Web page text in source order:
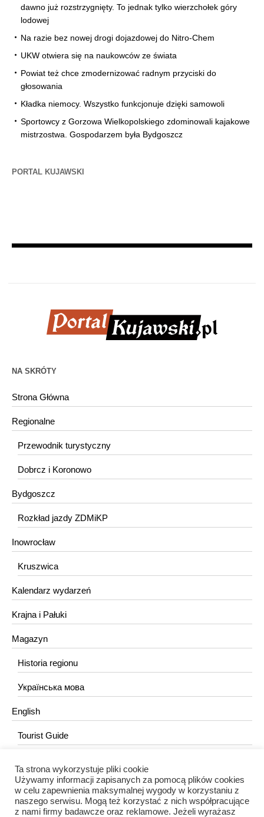
dawno już rozstrzygnięty. To jednak tylko wierzchołek góry
lodowej
Na razie bez nowej drogi dojazdowej do Nitro-Chem
UKW otwiera się na naukowców ze świata
Powiat też chce zmodernizować radnym przyciski do
głosowania
Kładka niemocy. Wszystko funkcjonuje dzięki samowoli
Sportowcy z Gorzowa Wielkopolskiego zdominowali kajakowe
mistrzostwa. Gospodarzem była Bydgoszcz
PORTAL KUJAWSKI
NA SKRÓTY
Strona Główna
Regionalne
Przewodnik turystyczny
Dobrcz i Koronowo
Bydgoszcz
Rozkład jazdy ZDMiKP
Inowrocław
Kruszwica
Kalendarz wydarzeń
Krajna i Pałuki
Magazyn
Historia regionu
Українська мова
English
Tourist Guide
KONTAKT
redakcja@portalkujawski.pl
Ta strona wykorzystuje pliki cookie
Używamy informacji zapisanych za pomocą plików cookies
w celu zapewnienia maksymalnej wygody w korzystaniu z
naszego serwisu. Mogą też korzystać z nich współpracujące
z nami firmy badawcze oraz reklamowe. Jeżeli wyrażasz